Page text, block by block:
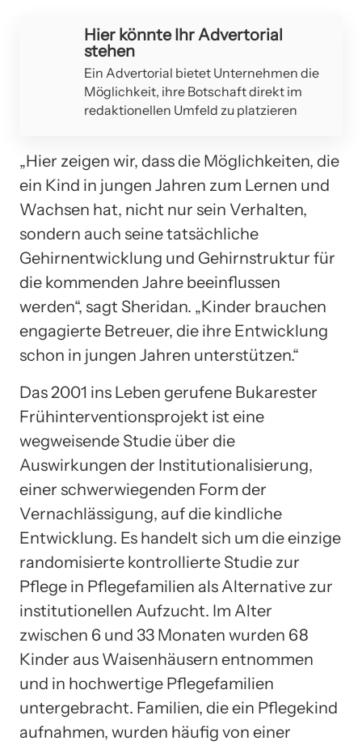
Hier könnte Ihr Advertorial
stehen
Ein Advertorial bietet Unternehmen die
Möglichkeit, ihre Botschaft direkt im
redaktionellen Umfeld zu platzieren
„Hier zeigen wir, dass die Möglichkeiten, die
ein Kind in jungen Jahren zum Lernen und
Wachsen hat, nicht nur sein Verhalten,
sondern auch seine tatsächliche
Gehirnentwicklung und Gehirnstruktur für
die kommenden Jahre beeinflussen
werden“, sagt Sheridan. „Kinder brauchen
engagierte Betreuer, die ihre Entwicklung
schon in jungen Jahren unterstützen.“
Das 2001 ins Leben gerufene Bukarester
Frühinterventionsprojekt ist eine
wegweisende Studie über die
Auswirkungen der Institutionalisierung,
einer schwerwiegenden Form der
Vernachlässigung, auf die kindliche
Entwicklung. Es handelt sich um die einzige
randomisierte kontrollierte Studie zur
Pflege in Pflegefamilien als Alternative zur
institutionellen Aufzucht. Im Alter
zwischen 6 und 33 Monaten wurden 68
Kinder aus Waisenhäusern entnommen
und in hochwertige Pflegefamilien
untergebracht. Familien, die ein Pflegekind
aufnahmen, wurden häufig von einer